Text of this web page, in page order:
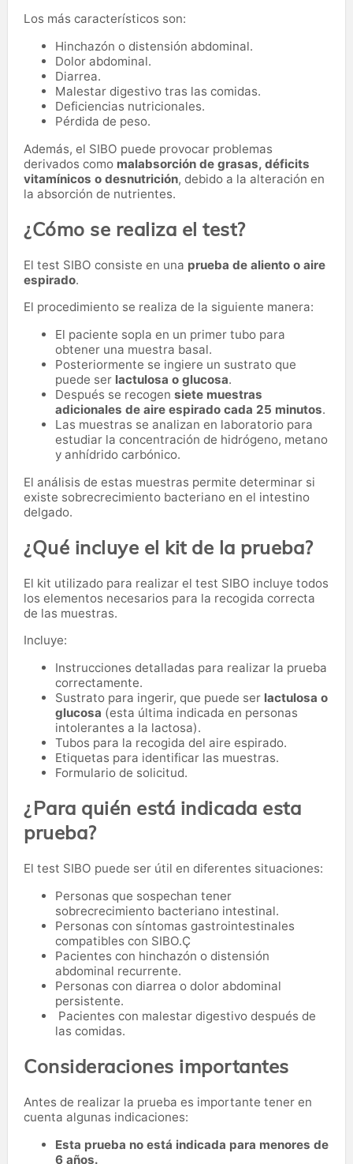
Los más característicos son:
Hinchazón o distensión abdominal.
Dolor abdominal.
Diarrea.
Malestar digestivo tras las comidas.
Deficiencias nutricionales.
Pérdida de peso.
Además, el SIBO puede provocar problemas
derivados como malabsorción de grasas, déficits
vitamínicos o desnutrición, debido a la alteración en
la absorción de nutrientes.
¿Cómo se realiza el test?
El test SIBO consiste en una prueba de aliento o aire
espirado.
El procedimiento se realiza de la siguiente manera:
El paciente sopla en un primer tubo para
obtener una muestra basal.
Posteriormente se ingiere un sustrato que
puede ser lactulosa o glucosa.
Después se recogen siete muestras
adicionales de aire espirado cada 25 minutos.
Las muestras se analizan en laboratorio para
estudiar la concentración de hidrógeno, metano
y anhídrido carbónico.
El análisis de estas muestras permite determinar si
existe sobrecrecimiento bacteriano en el intestino
delgado.
¿Qué incluye el kit de la prueba?
El kit utilizado para realizar el test SIBO incluye todos
los elementos necesarios para la recogida correcta
de las muestras.
Incluye:
Instrucciones detalladas para realizar la prueba
correctamente.
Sustrato para ingerir, que puede ser lactulosa o
glucosa (esta última indicada en personas
intolerantes a la lactosa).
Tubos para la recogida del aire espirado.
Etiquetas para identificar las muestras.
Formulario de solicitud.
¿Para quién está indicada esta
prueba?
El test SIBO puede ser útil en diferentes situaciones:
Personas que sospechan tener
sobrecrecimiento bacteriano intestinal.
Personas con síntomas gastrointestinales
compatibles con SIBO.Ç
Pacientes con hinchazón o distensión
abdominal recurrente.
Personas con diarrea o dolor abdominal
persistente.
Pacientes con malestar digestivo después de
las comidas.
Consideraciones importantes
Antes de realizar la prueba es importante tener en
cuenta algunas indicaciones:
Esta prueba no está indicada para menores de
6 años.